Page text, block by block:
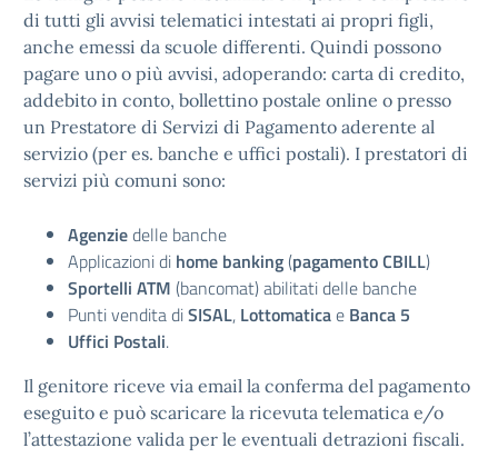
di tutti gli avvisi telematici intestati ai propri figli,
anche emessi da scuole differenti. Quindi possono
pagare uno o più avvisi, adoperando: carta di credito,
addebito in conto, bollettino postale online o presso
un Prestatore di Servizi di Pagamento aderente al
servizio (per es. banche e uffici postali). I prestatori di
servizi più comuni sono:
Agenziedelle banche
Applicazioni di home banking (pagamento CBILL)
Sportelli ATM (bancomat) abilitati delle banche
Punti vendita diSISAL, Lottomaticae Banca 5
Uffici Postali.
Il genitore riceve via email la conferma del pagamento
eseguito e può scaricare la ricevuta telematica e/o
l’attestazione valida per le eventuali detrazioni fiscali.